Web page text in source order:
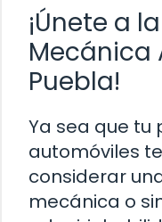
¡Únete a
Mecánica
Puebla!
Ya sea que tu
automóviles
considerar
mecánica o